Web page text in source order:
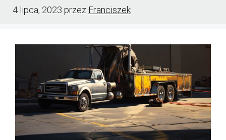
4 lipca, 2023 przez Franciszek